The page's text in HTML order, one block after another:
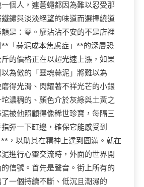
個人，連蒼蠅都因為難以忍受那
鏽與淡淡絕望的味道而選擇繞道
是：零。廖沾沾不安的不是店裡
「蒜泥成本焦慮症」**的深層恐
的價格正在以超光速上漲，如果
為傲的「靈魂蒜泥」將難以為
得光滑、閃耀著不祥光芒的小銀
濃稠的、顏色介於灰綠與土黃之
被他照顧得像稀世珍寶，每隔三
彈一下缸邊，確保它能感受到
，以助其在精神上達到圓滿。就在
進行心靈交流時，外面的世界開
信號。首先是聲音。街上所有的
一個持續不斷、低沉且潮濕的